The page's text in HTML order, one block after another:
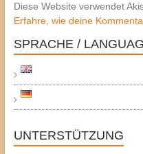
Diese Website verwendet
Erfahre, wie deine
SPRACHE /
UNTERSTÜTZUNG